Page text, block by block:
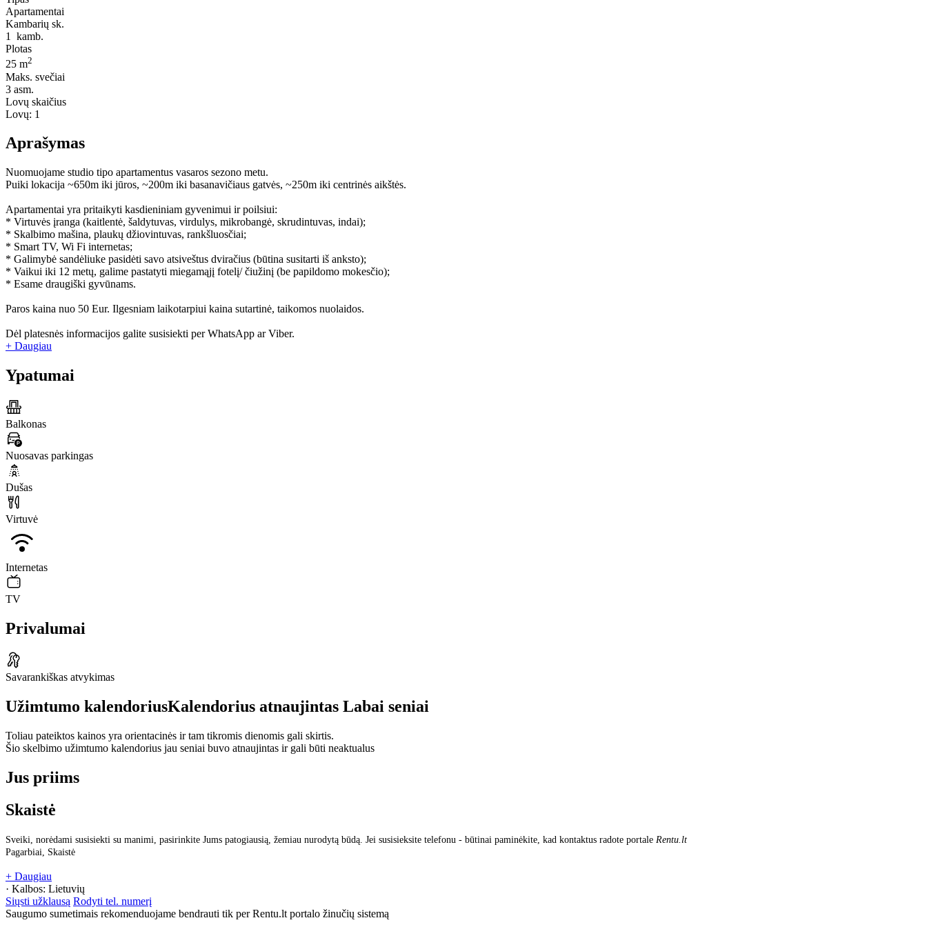
Apartamentai
Kambarių sk.
1
kamb.
Plotas
25 m2
Maks. svečiai
3 asm.
Lovų skaičius
Lovų: 1
Aprašymas
Nuomuojame studio tipo apartamentus vasaros sezono metu.
Puiki lokacija ~650m iki jūros, ~200m iki basanavičiaus gatvės, ~250m iki centrinės aikštės.
Apartamentai yra pritaikyti kasdieniniam gyvenimui ir poilsiui:
* Virtuvės įranga (kaitlentė, šaldytuvas, virdulys, mikrobangė, skrudintuvas, indai);
* Skalbimo mašina, plaukų džiovintuvas, rankšluosčiai;
* Smart TV, Wi Fi internetas;
* Galimybė sandėliuke pasidėti savo atsiveštus dviračius (būtina susitarti iš anksto);
* Vaikui iki 12 metų, galime pastatyti miegamąjį fotelį/ čiužinį (be papildomo mokesčio);
* Esame draugiški gyvūnams.
Paros kaina nuo 50 Eur. Ilgesniam laikotarpiui kaina sutartinė, taikomos nuolaidos.
Dėl platesnės informacijos galite susisiekti per WhatsApp ar Viber.
+ Daugiau
Ypatumai
Balkonas
Nuosavas parkingas
Dušas
Virtuvė
Internetas
TV
Privalumai
Savarankiškas atvykimas
Užimtumo kalendoriusKalendorius atnaujintas Labai seniai
Toliau pateiktos kainos yra orientacinės ir tam tikromis dienomis gali skirtis.
Šio skelbimo užimtumo kalendorius jau seniai buvo atnaujintas ir gali būti neaktualus
Jus priims
Skaistė
Sveiki, norėdami susisiekti su manimi, pasirinkite Jums patogiausią, žemiau nurodytą būdą. Jei susisieksite telefonu - būtinai paminėkite, kad kontaktus radote portale Rentu.lt
Pagarbiai, Skaistė
+ Daugiau
· Kalbos: Lietuvių
Siųsti užklausą Rodyti tel. numerį
Saugumo sumetimais rekomenduojame bendrauti tik per Rentu.lt portalo žinučių sistemą